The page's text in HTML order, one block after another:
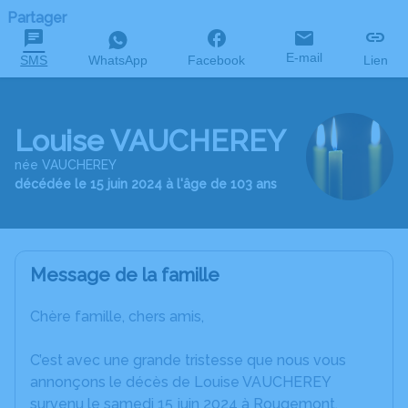
Partager
SMS WhatsApp Facebook E-mail Lien
Louise VAUCHEREY
née VAUCHEREY
décédée le 15 juin 2024 à l'âge de 103 ans
Message de la famille
Chère famille, chers amis,
C’est avec une grande tristesse que nous vous
annonçons le décès de Louise VAUCHEREY
survenu le samedi 15 juin 2024 à Rougemont.